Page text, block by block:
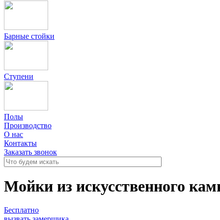
Барные стойки
Ступени
Полы
Производство
О нас
Контакты
Заказать звонок
Мойки из искусственного
Бесплатно